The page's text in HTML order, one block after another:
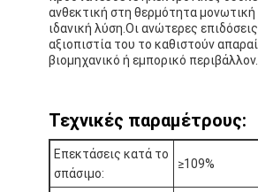
ανθεκτική στη θερμότητα μονωτική
ιδανική λύση.Οι ανώτερες
αξιοπιστία του το καθιστούν
βιομηχανικό ή εμπορικό περιβάλλον.
Τεχνικές παραμέτρους:
Επεκτάσεις κατά το
σπάσιμο:
≥109%